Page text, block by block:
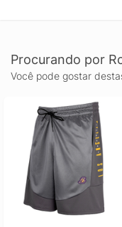
Procurando por
Você pode gostar